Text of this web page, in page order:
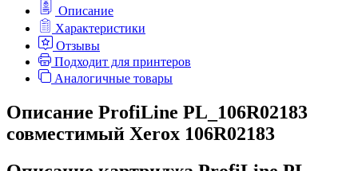
Описание
Характеристики
Отзывы
Подходит для принтеров
Аналогичные товары
Описание ProfiLine PL_106R02183
совместимый Xerox 106R02183